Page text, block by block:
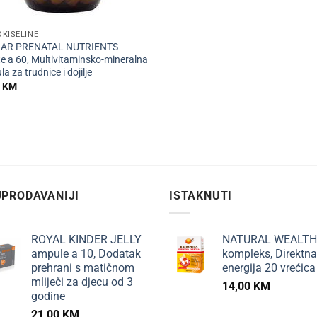
PRENATAL NUTRIENTS
a 60, Multivitaminsko-mineralna
za trudnice i dojilje
KM
ROYAL KINDER JELLY
ampule a 10, Dodatak
prehrani s matičnom
mliječi za djecu od 3
godine
ISTAKNUTI
NATURAL
kompleks, Direktna
energija 20 vrećica
14,00 KM